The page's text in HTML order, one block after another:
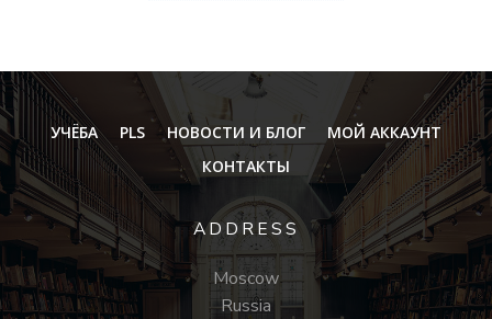
УЧЁБА PLS НОВОСТИ И БЛОГ
МОЙ АККАУНТ
КОНТАКТЫ
ADDRESS
Moscow
Russia